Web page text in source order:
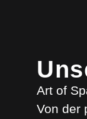
Art of
Von der